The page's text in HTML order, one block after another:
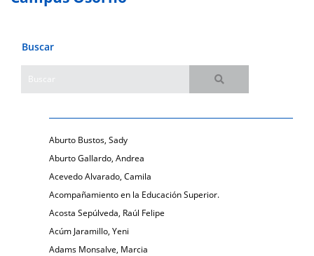
Buscar
Aburto Bustos, Sady
Aburto Gallardo, Andrea
Acevedo Alvarado, Camila
Acompañamiento en la Educación Superior.
Acosta Sepúlveda, Raúl Felipe
Acúm Jaramillo, Yeni
Adams Monsalve, Marcia